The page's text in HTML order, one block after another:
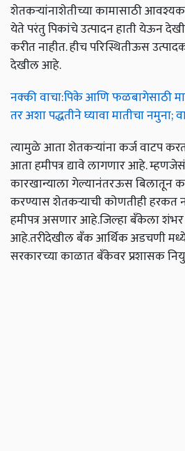
शेतकऱ्यांनाशेतीच्या कामासाठी
येते परंतु पिकांचे उत्पादन हाती येऊन
करीत नाहीत. हीच परिस्थितीऊस
देखील आहे.
नक्की वाचा:पिके आणि फळबागेसाठी
तर अशा पद्धतीने घ्यावा मातीचा नमुना;
त्यामुळे आता शेतकऱ्यांना कर्ज वाटप
आता हमीपत्र द्यावे लागणार आहे.
कारखान्याला गेल्यानंतरऊस बिलातून
करण्यास शेतकऱ्याची कोणतीही हरकत
हमीपत्र असणार आहे.जिल्हा बँकेला शंभर
आहे.तरीदेखील बँक आर्थिक अडचणी
सरकारच्या काळात बँकेवर प्रशासक